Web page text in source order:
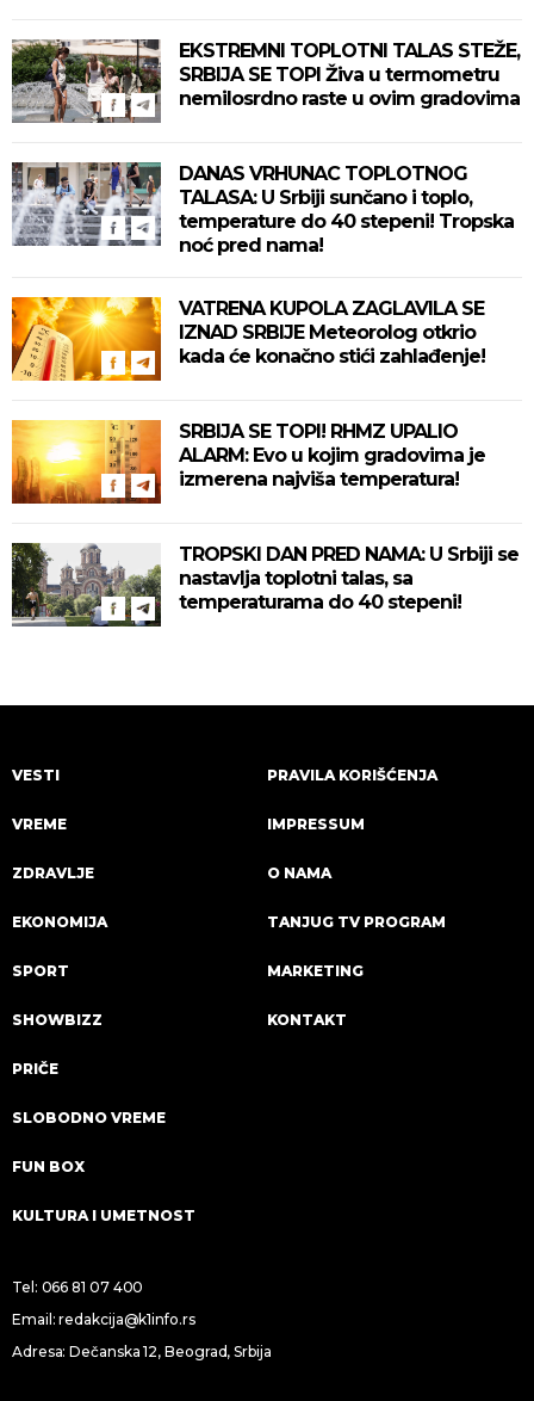
EKSTREMNI TOPLOTNI TALAS STEŽE,
SRBIJA SE TOPI Živa u termometru
nemilosrdno raste u ovim gradovima
DANAS VRHUNAC TOPLOTNOG
TALASA: U Srbiji sunčano i toplo,
temperature do 40 stepeni! Tropska
noć pred nama!
VATRENA KUPOLA ZAGLAVILA SE
IZNAD SRBIJE Meteorolog otkrio
kada će konačno stići zahlađenje!
SRBIJA SE TOPI! RHMZ UPALIO
ALARM: Evo u kojim gradovima je
izmerena najviša temperatura!
TROPSKI DAN PRED NAMA: U Srbiji se
nastavlja toplotni talas, sa
temperaturama do 40 stepeni!
VESTI
VREME
ZDRAVLJE
EKONOMIJA
SPORT
SHOWBIZZ
PRIČE
SLOBODNO VREME
FUN BOX
KULTURA I UMETNOST
PRAVILA KORIŠĆENJA
IMPRESSUM
O NAMA
TANJUG TV PROGRAM
MARKETING
KONTAKT
Tel: 066 81 07 400
Email:redakcija@k1info.rs
Adresa: Dečanska 12, Beograd, Srbija